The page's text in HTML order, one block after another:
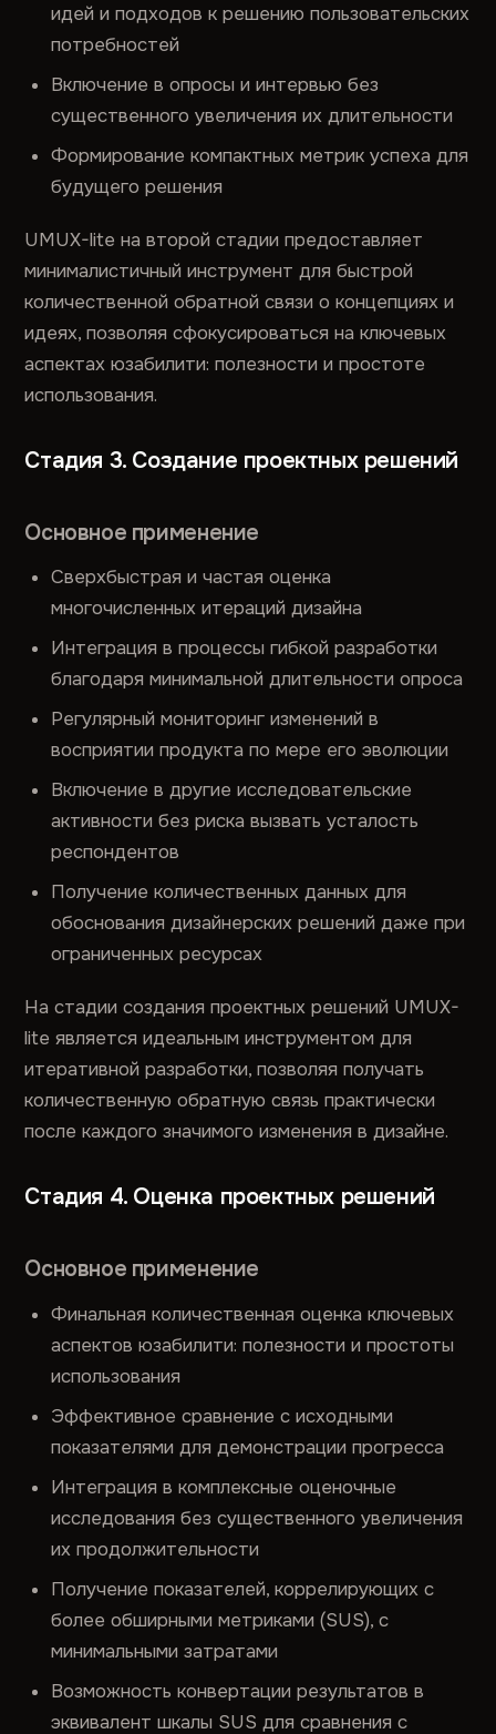
идей и подходов к решению пользовательских
потребностей
Включение в опросы и интервью без
существенного увеличения их длительности
Формирование компактных метрик успеха для
будущего решения
UMUX-lite на второй стадии предоставляет
минималистичный инструмент для быстрой
количественной обратной связи о концепциях и
идеях, позволяя сфокусироваться на ключевых
аспектах юзабилити: полезности и простоте
использования.
Стадия 3. Создание проектных решений
Основное применение
Сверхбыстрая и частая оценка
многочисленных итераций дизайна
Интеграция в процессы гибкой разработки
благодаря минимальной длительности опроса
Регулярный мониторинг изменений в
восприятии продукта по мере его эволюции
Включение в другие исследовательские
активности без риска вызвать усталость
респондентов
Получение количественных данных для
обоснования дизайнерских решений даже при
ограниченных ресурсах
На стадии создания проектных решений UMUX-
lite является идеальным инструментом для
итеративной разработки, позволяя получать
количественную обратную связь практически
после каждого значимого изменения в дизайне.
Стадия 4. Оценка проектных решений
Основное применение
Финальная количественная оценка ключевых
аспектов юзабилити: полезности и простоты
использования
Эффективное сравнение с исходными
показателями для демонстрации прогресса
Интеграция в комплексные оценочные
исследования без существенного увеличения
их продолжительности
Получение показателей, коррелирующих с
более обширными метриками (SUS), с
минимальными затратами
Возможность конвертации результатов в
эквивалент шкалы SUS для сравнения с